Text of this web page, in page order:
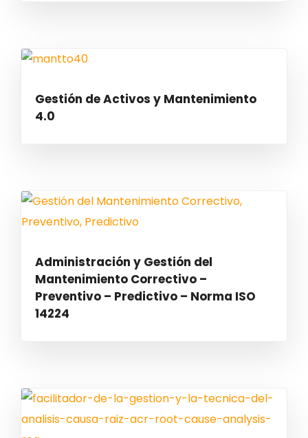
Gestión de Activos y Mantenimiento
4.0
Administración y Gestión del
Mantenimiento Correctivo –
Preventivo – Predictivo – Norma ISO
14224